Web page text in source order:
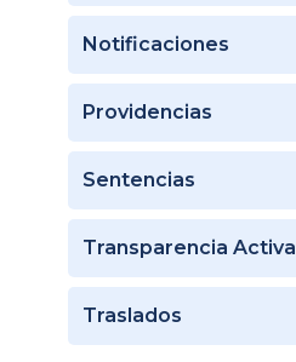
Notificaciones
Providencias
Sentencias
Transparencia Activa
Traslados